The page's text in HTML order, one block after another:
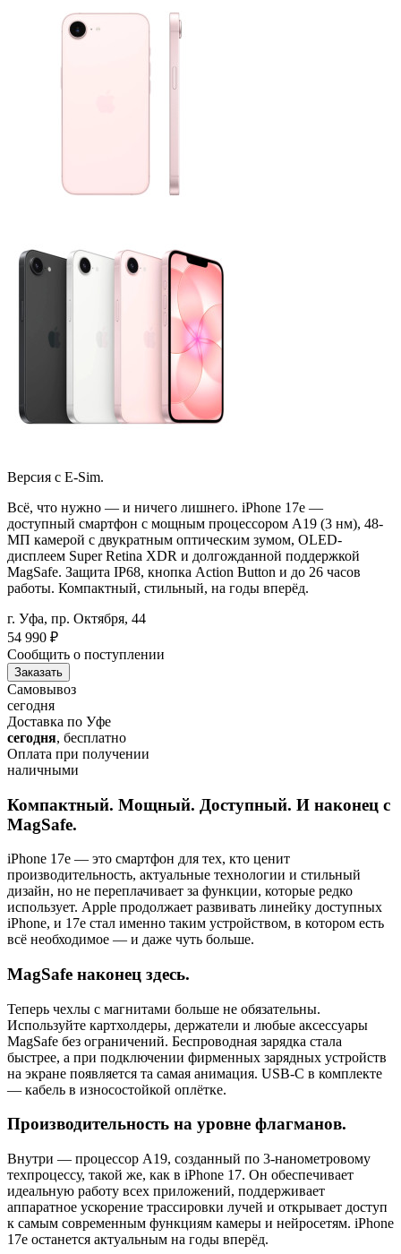
Версия с E-Sim.
Всё, что нужно — и ничего лишнего. iPhone 17e —
доступный смартфон с мощным процессором A19 (3 нм), 48-
МП камерой с двукратным оптическим зумом, OLED-
дисплеем Super Retina XDR и долгожданной поддержкой
MagSafe. Защита IP68, кнопка Action Button и до 26 часов
работы. Компактный, стильный, на годы вперёд.
г. Уфа, пр. Октября, 44
54 990 ₽
Сообщить о поступлении
Заказать
Самовывоз
сегодня
Доставка по Уфе
сегодня, бесплатно
Оплата при получении
наличными
Компактный. Мощный. Доступный. И наконец с
MagSafe.
iPhone 17e — это смартфон для тех, кто ценит
производительность, актуальные технологии и стильный
дизайн, но не переплачивает за функции, которые редко
использует. Apple продолжает развивать линейку доступных
iPhone, и 17e стал именно таким устройством, в котором есть
всё необходимое — и даже чуть больше.
MagSafe наконец здесь.
Теперь чехлы с магнитами больше не обязательны.
Используйте картхолдеры, держатели и любые аксессуары
MagSafe без ограничений. Беспроводная зарядка стала
быстрее, а при подключении фирменных зарядных устройств
на экране появляется та самая анимация. USB-C в комплекте
— кабель в износостойкой оплётке.
Производительность на уровне флагманов.
Внутри — процессор A19, созданный по 3-нанометровому
техпроцессу, такой же, как в iPhone 17. Он обеспечивает
идеальную работу всех приложений, поддерживает
аппаратное ускорение трассировки лучей и открывает доступ
к самым современным функциям камеры и нейросетям. iPhone
17e останется актуальным на годы вперёд.